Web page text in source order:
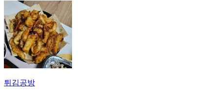
튀김공방